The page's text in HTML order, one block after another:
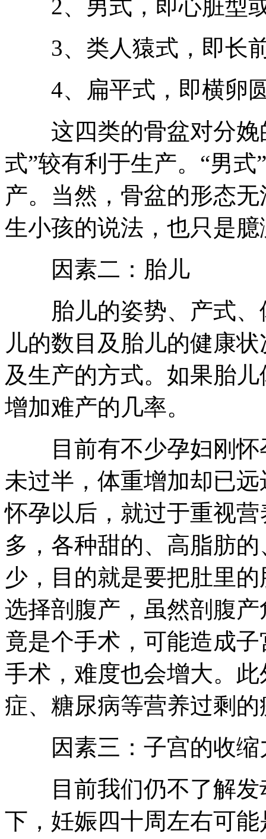
2、男式，即心脏型
3、类人猿式，即长
4、扁平式，即横卵圆
这四类的骨盆对分娩
式”较有利于生产。“男式
产。当然，骨盆的形态
生小孩的说法，也只是臆
因素二：胎儿
胎儿的姿势、产式、
儿的数目及胎儿的健康
及生产的方式。如果胎
增加难产的几率。
目前有不少孕妇刚怀
未过半，体重增加却已
怀孕以后，就过于重视
多，各种甜的、高脂肪
少，目的就是要把肚里
选择剖腹产，虽然剖腹
竟是个手术，可能造成
手术，难度也会增大。
症、糖尿病等营养过剩
因素三：子宫的收缩
目前我们仍不了解发
下，妊娠四十周左右可